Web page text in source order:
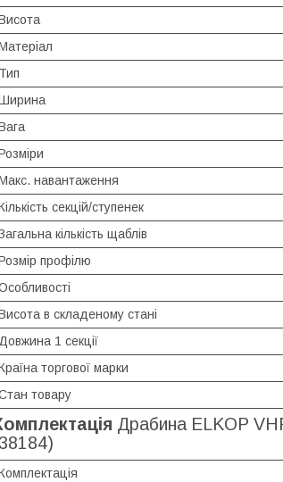
навантаження
секцій/ступенек
кількість щаблів
профілю
в складеному стані
1 секції
торгової марки
товару
Драбина ELKOP